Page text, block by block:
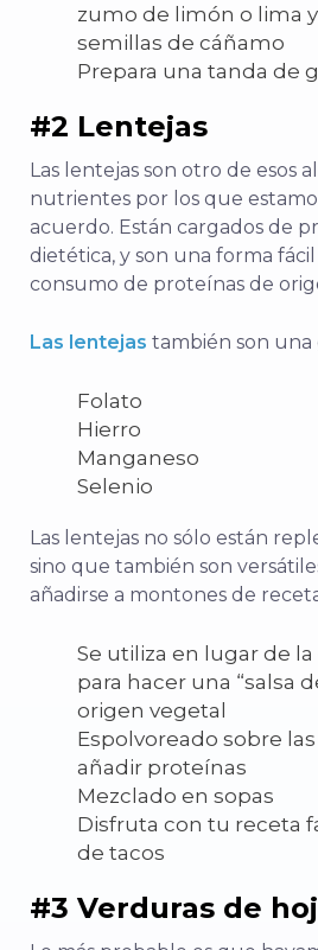
zumo de limón o lima
semillas de cáñamo
Prepara una tanda de
#2 Lentejas
Las lentejas son otro de esos
nutrientes por los que
acuerdo. Están cargados de
dietética, y son una forma
consumo de proteínas de
Las lentejas también son
Folato
Hierro
Manganeso
Selenio
Las lentejas no sólo están
sino que también son
añadirse a montones de
Se utiliza en lugar de
para hacer una “salsa
origen vegetal
Espolvoreado sobre
añadir proteínas
Mezclado en sopas
Disfruta con tu receta
de tacos
#3 Verduras de